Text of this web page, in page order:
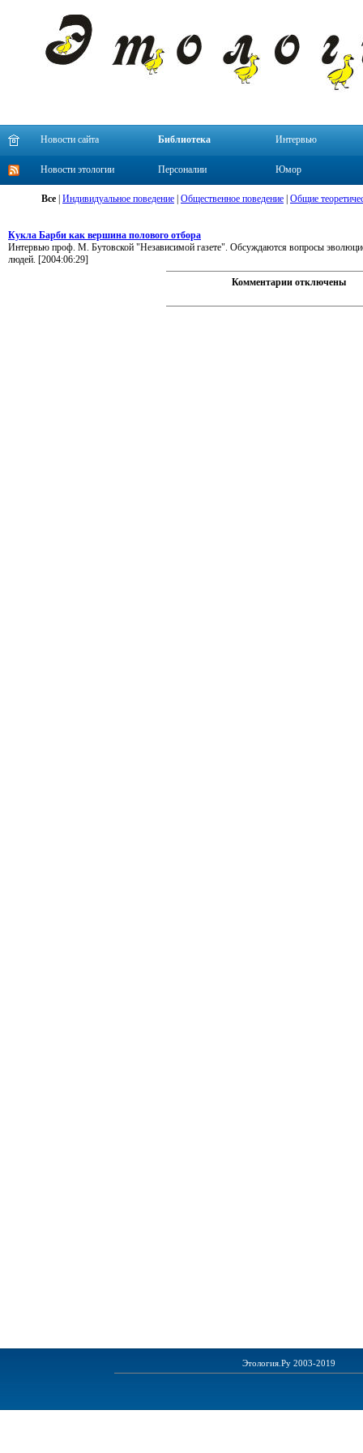
Новости сайта Библиотека Интервью
Новости этологии Персоналии Юмор
Все Индивидуальное поведение Общественное поведение Общие
Кукла Барби как вершина полового отбора
Интервью проф. М. Бутовской "Независимой газете". Обсуждаются вопросы
людей. [2004:06:29]
Комментарии отключены
Этология.Ру 2003-2019